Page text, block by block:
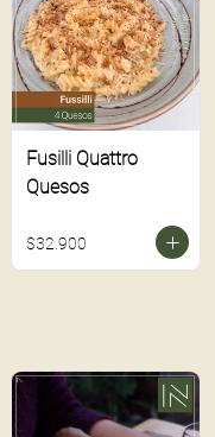
Fusilli Quattro
Quesos
$32.900